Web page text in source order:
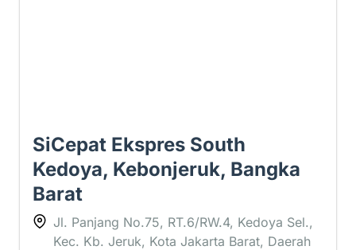
SiCepat Ekspres South
Kedoya, Kebonjeruk, Bangka
Barat
Jl. Panjang No.75, RT.6/RW.4, Kedoya Sel.,
Kec. Kb. Jeruk, Kota Jakarta Barat, Daerah